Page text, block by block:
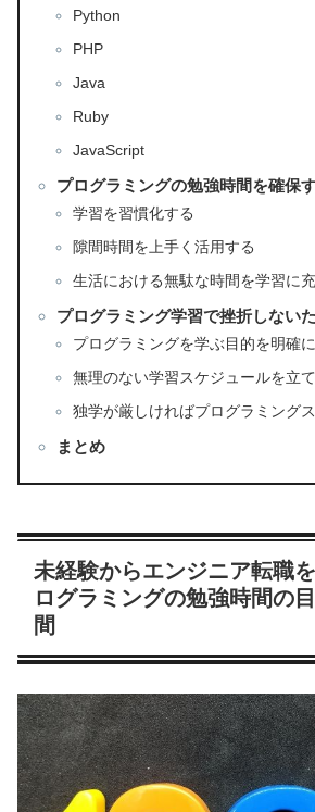
Python
PHP
Java
Ruby
JavaScript
プログラミングの勉強時間を確保
学習を習慣化する
隙間時間を上手く活用する
生活における無駄な時間を学習に
プログラミング学習で挫折しない
プログラミングを学ぶ目的を明確
無理のない学習スケジュールを立
独学が厳しければプログラミング
まとめ
未経験からエンジニア転職
ログラミングの勉強時間の
間